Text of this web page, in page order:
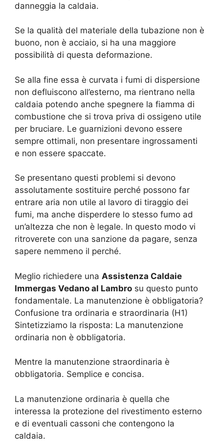
danneggia la caldaia.
Se la qualità del materiale della tubazione non è
buono, non è acciaio, si ha una maggiore
possibilità di questa deformazione.
Se alla fine essa è curvata i fumi di dispersione
non defluiscono all’esterno, ma rientrano nella
caldaia potendo anche spegnere la fiamma di
combustione che si trova priva di ossigeno utile
per bruciare. Le guarnizioni devono essere
sempre ottimali, non presentare ingrossamenti
e non essere spaccate.
Se presentano questi problemi si devono
assolutamente sostituire perché possono far
entrare aria non utile al lavoro di tiraggio dei
fumi, ma anche disperdere lo stesso fumo ad
un’altezza che non è legale. In questo modo vi
ritroverete con una sanzione da pagare, senza
sapere nemmeno il perché.
Meglio richiedere una Assistenza Caldaie
Immergas Vedano al Lambro su questo punto
fondamentale. La manutenzione è obbligatoria?
Confusione tra ordinaria e straordinaria (H1)
Sintetizziamo la risposta: La manutenzione
ordinaria non è obbligatoria.
Mentre la manutenzione straordinaria è
obbligatoria. Semplice e concisa.
La manutenzione ordinaria è quella che
interessa la protezione del rivestimento esterno
e di eventuali cassoni che contengono la
caldaia.